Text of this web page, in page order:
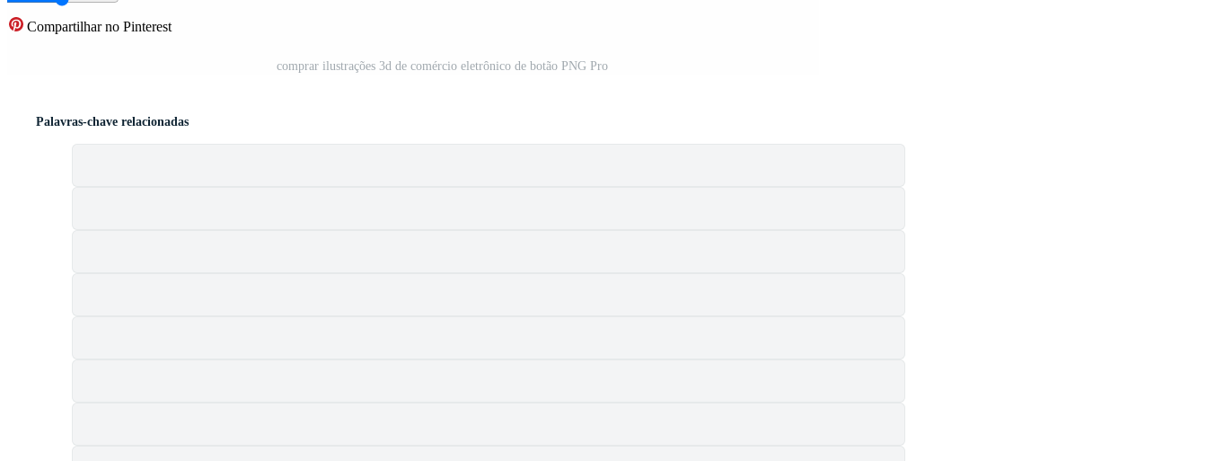
Compartilhar no Pinterest
comprar ilustrações 3d de comércio eletrônico de botão PNG Pro
Palavras-chave relacionadas